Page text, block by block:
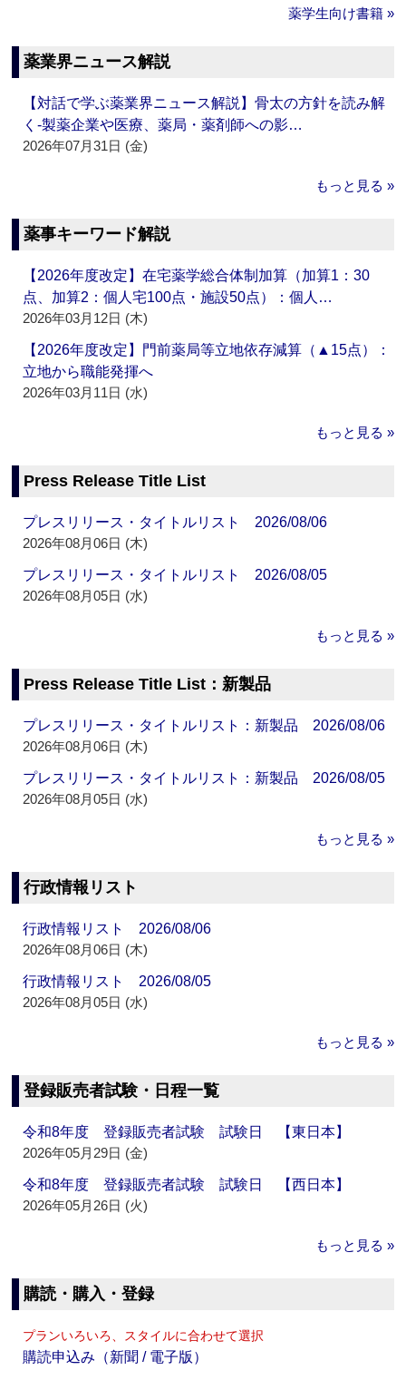
薬学生向け書籍 »
薬業界ニュース解説
【対話で学ぶ薬業界ニュース解説】骨太の方針を読み解
く‐製薬企業や医療、薬局・薬剤師への影…
2026年07月31日 (金)
もっと見る »
薬事キーワード解説
【2026年度改定】在宅薬学総合体制加算（加算1：30
点、加算2：個人宅100点・施設50点）：個人…
2026年03月12日 (木)
【2026年度改定】門前薬局等立地依存減算（▲15点）：
立地から職能発揮へ
2026年03月11日 (水)
もっと見る »
Press Release Title List
プレスリリース・タイトルリスト 2026/08/06
2026年08月06日 (木)
プレスリリース・タイトルリスト 2026/08/05
2026年08月05日 (水)
もっと見る »
Press Release Title List：新製品
プレスリリース・タイトルリスト：新製品 2026/08/06
2026年08月06日 (木)
プレスリリース・タイトルリスト：新製品 2026/08/05
2026年08月05日 (水)
もっと見る »
行政情報リスト
行政情報リスト 2026/08/06
2026年08月06日 (木)
行政情報リスト 2026/08/05
2026年08月05日 (水)
もっと見る »
登録販売者試験・日程一覧
令和8年度 登録販売者試験 試験日 【東日本】
2026年05月29日 (金)
令和8年度 登録販売者試験 試験日 【西日本】
2026年05月26日 (火)
もっと見る »
購読・購入・登録
プランいろいろ、スタイルに合わせて選択
購読申込み（新聞 / 電子版）